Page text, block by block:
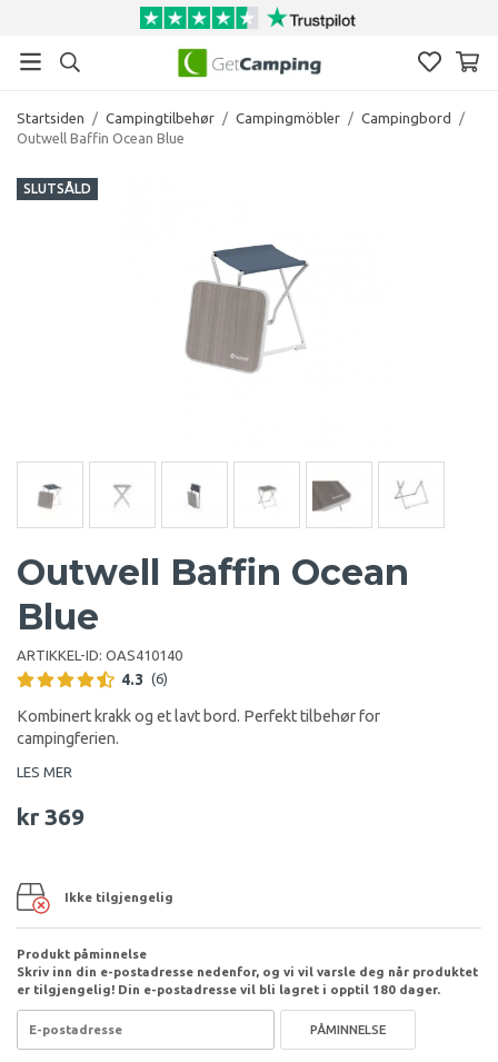
Startsiden / Campingtilbehør / Campingmöbler / Campingbord
/
Outwell Baffin Ocean Blue
SLUTSÅLD
Outwell Baffin Ocean
Blue
ARTIKKEL-ID: OAS410140
4.3 (6)
Kombinert krakk og et lavt bord. Perfekt tilbehør for
campingferien.
LES MER
kr 369
Ikke tilgjengelig
Produkt påminnelse
Skriv inn din e-postadresse nedenfor, og vi vil varsle deg når produktet
er tilgjengelig! Din e-postadresse vil bli lagret i opptil 180 dager.
PÅMINNELSE